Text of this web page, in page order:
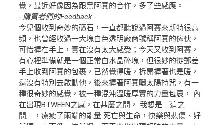
覺，最近好像因為跟黑阿賽的合作，多了些感應。
- 購買者們的Feedback -
今兒個收到奇妙的礦石，一直都聽說過阿賽來斯特很高
頻，也曾經收過一大塊白色透明廠商號稱阿賽的傢伙，
可惜握在手上，實在沒有太大感受；今天又收到阿賽，
有心裡準備就是一個正常白水晶碎塊，但很妙的從郵差
手上收到阿賽的包裹，已然覺得暖，拆開握著也是暖，
還沒有特別去啟動他，後來握著阿賽曬太陽持咒，有一
種很奇妙的感覺，被一種混沌溫暖厚實的力量包裹， 內
在出現BTWEEN之感，在甚麼之間， 我想是『這之
間』，療癒了兩端的能量 死亡與生命，快樂與悲傷、好